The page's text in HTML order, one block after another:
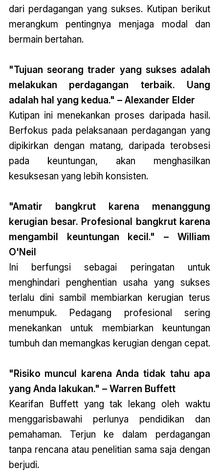
dari perdagangan yang sukses. Kutipan berikut
merangkum pentingnya menjaga modal dan
bermain bertahan.
"Tujuan seorang trader yang sukses adalah
melakukan perdagangan terbaik. Uang
adalah hal yang kedua." – Alexander Elder
Kutipan ini menekankan proses daripada hasil.
Berfokus pada pelaksanaan perdagangan yang
dipikirkan dengan matang, daripada terobsesi
pada keuntungan, akan menghasilkan
kesuksesan yang lebih konsisten.
"Amatir bangkrut karena menanggung
kerugian besar. Profesional bangkrut karena
mengambil keuntungan kecil." – William
O'Neil
Ini berfungsi sebagai peringatan untuk
menghindari penghentian usaha yang sukses
terlalu dini sambil membiarkan kerugian terus
menumpuk. Pedagang profesional sering
menekankan untuk membiarkan keuntungan
tumbuh dan memangkas kerugian dengan cepat.
"Risiko muncul karena Anda tidak tahu apa
yang Anda lakukan." – Warren Buffett
Kearifan Buffett yang tak lekang oleh waktu
menggarisbawahi perlunya pendidikan dan
pemahaman. Terjun ke dalam perdagangan
tanpa rencana atau penelitian sama saja dengan
berjudi.